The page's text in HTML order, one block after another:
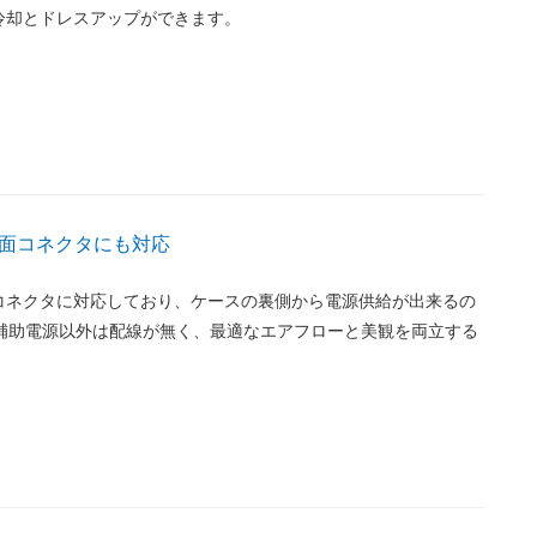
とドレスアップができます。
コネクタにも対応
クタに対応しており、ケースの裏側から電源供給が出来るの
助電源以外は配線が無く、最適なエアフローと美観を両立する